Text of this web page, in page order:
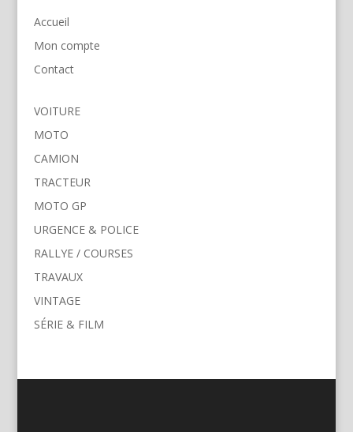
Accueil
Mon compte
Contact
VOITURE
MOTO
CAMION
TRACTEUR
MOTO GP
URGENCE & POLICE
RALLYE / COURSES
TRAVAUX
VINTAGE
SÉRIE & FILM